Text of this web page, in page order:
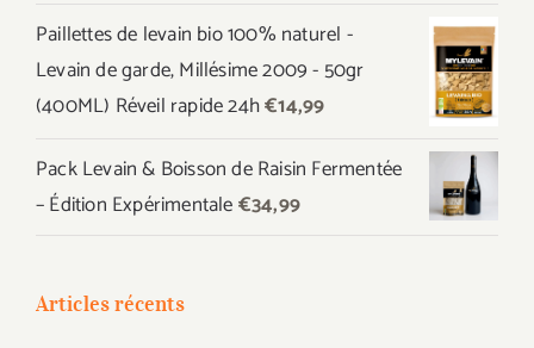
initial
était :
€44,97.
actuel
est :
€39,99.
Paillettes de levain bio 100% naturel -
Levain de garde, Millésime 2009 - 50gr
(400ML) Réveil rapide 24h€14,99
Pack Levain & Boisson de Raisin Fermentée
– Édition Expérimentale€34,99
Articles récents